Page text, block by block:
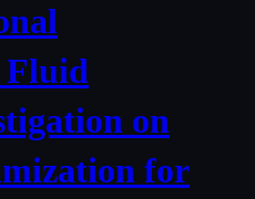
Fluid
on
for